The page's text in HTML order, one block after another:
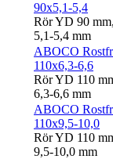
90x5,1-5,4
Rör YD 90
5,1-5,4 mm
ABOCO
110x6,3-6,6
Rör YD 110
6,3-6,6 mm
ABOCO
110x9,5-10,0
Rör YD 110
9,5-10,0 mm